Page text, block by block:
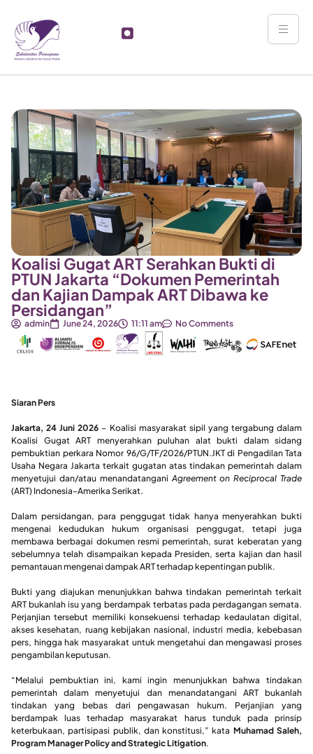
Koalisi Gugat ART Serahkan Bukti di
PTUN Jakarta “Dokumen Pemerintah
dan Kajian Dampak ART Dibawa ke
Persidangan”
admin June 24, 2026 11:11 am No Comments
Siaran Pers
Jakarta, 24 Juni 2026 – Koalisi masyarakat sipil yang tergabung dalam
Koalisi Gugat ART menyerahkan puluhan alat bukti dalam sidang
pembuktian perkara Nomor 96/G/TF/2026/PTUN.JKT di Pengadilan Tata
Usaha Negara Jakarta terkait gugatan atas tindakan pemerintah dalam
menyetujui dan/atau menandatangani Agreement on Reciprocal Trade
(ART) Indonesia–Amerika Serikat.
Dalam persidangan, para penggugat tidak hanya menyerahkan bukti
mengenai kedudukan hukum organisasi penggugat, tetapi juga
membawa berbagai dokumen resmi pemerintah, surat keberatan yang
sebelumnya telah disampaikan kepada Presiden, serta kajian dan hasil
pemantauan mengenai dampak ART terhadap kepentingan publik.
Bukti yang diajukan menunjukkan bahwa tindakan pemerintah terkait
ART bukanlah isu yang berdampak terbatas pada perdagangan semata.
Perjanjian tersebut memiliki konsekuensi terhadap kedaulatan digital,
akses kesehatan, ruang kebijakan nasional, industri media, kebebasan
pers, hingga hak masyarakat untuk mengetahui dan mengawasi proses
pengambilan keputusan.
“Melalui pembuktian ini, kami ingin menunjukkan bahwa tindakan
pemerintah dalam menyetujui dan menandatangani ART bukanlah
tindakan yang bebas dari pengawasan hukum. Perjanjian yang
berdampak luas terhadap masyarakat harus tunduk pada prinsip
keterbukaan, partisipasi publik, dan konstitusi,” kata Muhamad Saleh,
Program Manager Policy and Strategic Litigation.